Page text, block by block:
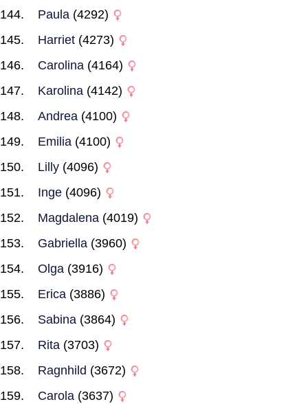
Paula (4292)
Harriet (4273)
Carolina (4164)
Karolina (4142)
Andrea (4100)
Emilia (4100)
Lilly (4096)
Inge (4096)
Magdalena (4019)
Gabriella (3960)
Olga (3916)
Erica (3886)
Sabina (3864)
Rita (3703)
Ragnhild (3672)
Carola (3637)